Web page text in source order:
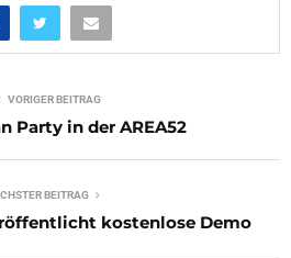
VORIGER BEITRAG
Party in der AREA52
BEITRAG
kostenlose Demo